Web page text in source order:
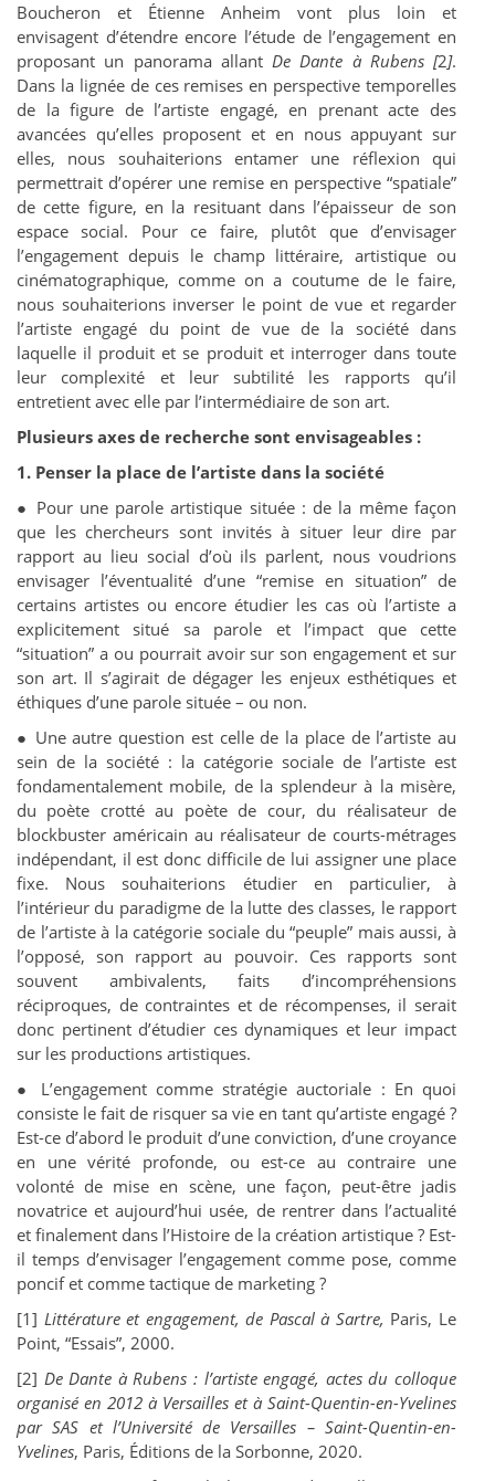
Boucheron et Étienne Anheim vont plus loin et
envisagent d’étendre encore l’étude de l’engagement en
proposant un panorama allant De Dante à Rubens [2].
Dans la lignée de ces remises en perspective temporelles
de la figure de l’artiste engagé, en prenant acte des
avancées qu’elles proposent et en nous appuyant sur
elles, nous souhaiterions entamer une réflexion qui
permettrait d’opérer une remise en perspective “spatiale”
de cette figure, en la resituant dans l’épaisseur de son
espace social. Pour ce faire, plutôt que d’envisager
l’engagement depuis le champ littéraire, artistique ou
cinématographique, comme on a coutume de le faire,
nous souhaiterions inverser le point de vue et regarder
l’artiste engagé du point de vue de la société dans
laquelle il produit et se produit et interroger dans toute
leur complexité et leur subtilité les rapports qu’il
entretient avec elle par l’intermédiaire de son art.
Plusieurs axes de recherche sont envisageables :
1. Penser la place de l’artiste dans la société
● Pour une parole artistique située : de la même façon
que les chercheurs sont invités à situer leur dire par
rapport au lieu social d’où ils parlent, nous voudrions
envisager l’éventualité d’une “remise en situation” de
certains artistes ou encore étudier les cas où l’artiste a
explicitement situé sa parole et l’impact que cette
“situation” a ou pourrait avoir sur son engagement et sur
son art. Il s’agirait de dégager les enjeux esthétiques et
éthiques d’une parole située – ou non.
● Une autre question est celle de la place de l’artiste au
sein de la société : la catégorie sociale de l’artiste est
fondamentalement mobile, de la splendeur à la misère,
du poète crotté au poète de cour, du réalisateur de
blockbuster américain au réalisateur de courts-métrages
indépendant, il est donc difficile de lui assigner une place
fixe. Nous souhaiterions étudier en particulier, à
l’intérieur du paradigme de la lutte des classes, le rapport
de l’artiste à la catégorie sociale du “peuple” mais aussi, à
l’opposé, son rapport au pouvoir. Ces rapports sont
souvent ambivalents, faits d’incompréhensions
réciproques, de contraintes et de récompenses, il serait
donc pertinent d’étudier ces dynamiques et leur impact
sur les productions artistiques.
● L’engagement comme stratégie auctoriale : En quoi
consiste le fait de risquer sa vie en tant qu’artiste engagé ?
Est-ce d’abord le produit d’une conviction, d’une croyance
en une vérité profonde, ou est-ce au contraire une
volonté de mise en scène, une façon, peut-être jadis
novatrice et aujourd’hui usée, de rentrer dans l’actualité
et finalement dans l’Histoire de la création artistique ? Est-
il temps d’envisager l’engagement comme pose, comme
poncif et comme tactique de marketing ?
[1] Littérature et engagement, de Pascal à Sartre, Paris, Le
Point, “Essais”, 2000.
[2] De Dante à Rubens : l’artiste engagé, actes du colloque
organisé en 2012 à Versailles et à Saint-Quentin-en-Yvelines
par SAS et l’Université de Versailles – Saint-Quentin-en-
Yvelines, Paris, Éditions de la Sorbonne, 2020.